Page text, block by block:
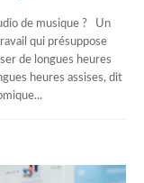
de musique ? Un
qui présuppose
de longues heures
heures assises, dit